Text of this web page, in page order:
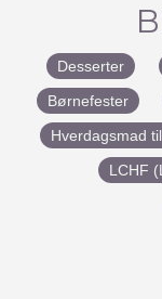
Desserter
Børnefester
Hverdagsmad
LCHF